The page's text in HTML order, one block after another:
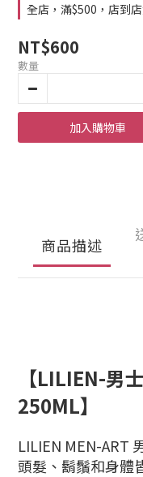
全店，滿$500，店到
NT$600
數量
加入購物車
商品描述
【LILIEN-男
250ML】
LILIEN MEN-ART
頭髮、鬍鬚和身體